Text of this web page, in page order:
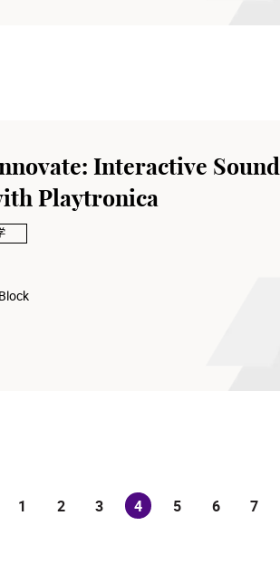
Interactive Sound
Playtronica
1 2 3 4
(current)
5 6 7